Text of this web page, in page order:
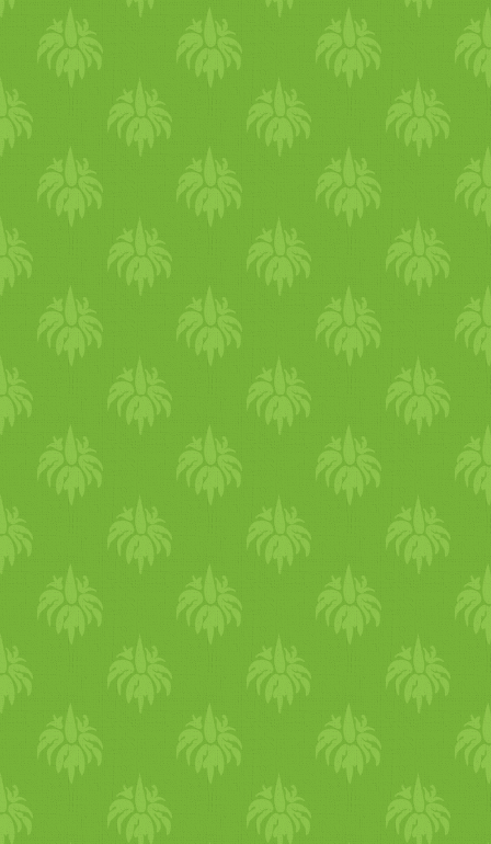
az egyetlen kivétel,
fogyaszthatunk együtt,hab
erjedésgátló fűszer
eket a
gyümölcsök gyakorlatilag
kúraszerűen, önmag
jó hatással a szamóca,
fogyasztjuk őket és önmag
nyár . A sárgadinnye
a májat, vesét
kúrát csinálhatunk 2-3
görög dinnyét fogyasszunk
folyadék ot nem
víztart almaszépen
sárgadinnyétdesszert
nek